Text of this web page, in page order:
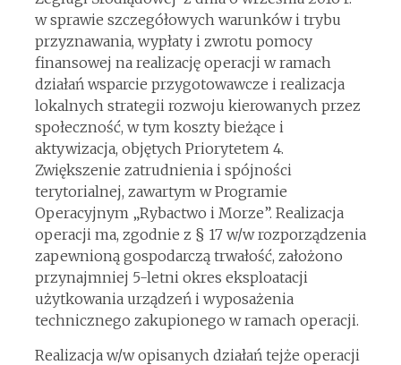
w sprawie szczegółowych warunków i trybu
przyznawania, wypłaty i zwrotu pomocy
finansowej na realizację operacji w ramach
działań wsparcie przygotowawcze i realizacja
lokalnych strategii rozwoju kierowanych przez
społeczność, w tym koszty bieżące i
aktywizacja, objętych Priorytetem 4.
Zwiększenie zatrudnienia i spójności
terytorialnej, zawartym w Programie
Operacyjnym „Rybactwo i Morze”. Realizacja
operacji ma, zgodnie z § 17 w/w rozporządzenia
zapewnioną gospodarczą trwałość, założono
przynajmniej 5-letni okres eksploatacji
użytkowania urządzeń i wyposażenia
technicznego zakupionego w ramach operacji.
Realizacja w/w opisanych działań tejże operacji